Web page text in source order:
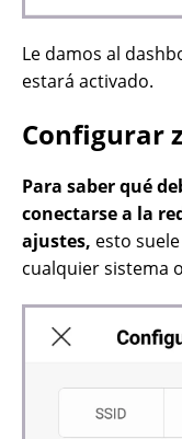
Le damos al
estará activado.
Configurar
Para saber qué
conectarse a la
ajustes, esto
cualquier sistema